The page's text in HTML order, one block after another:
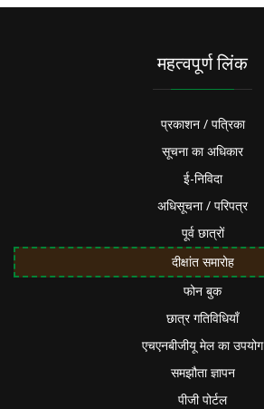
महत्वपूर्ण लिंक
प्रकाशन / पत्रिका
सूचना का अधिकार
ई-निविदा
अधिसूचना / परिपत्र
पूर्व छात्रों
दीक्षांत समारोह
फोन बुक
छात्र गतिविधियाँ
एचएनबीजीयू मेल का उपयोग
समझौता ज्ञापन
पीजी पोर्टल